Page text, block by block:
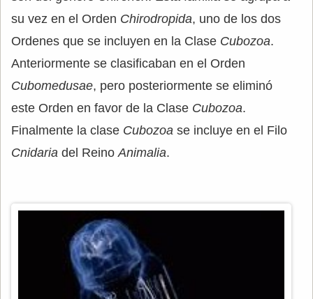
su vez en el Orden Chirodropida, uno de los dos
Ordenes que se incluyen en la Clase Cubozoa.
Anteriormente se clasificaban en el Orden
Cubomedusae, pero posteriormente se eliminó
este Orden en favor de la Clase Cubozoa.
Finalmente la clase Cubozoa se incluye en el Filo
Cnidaria del ReinoAnimalia.